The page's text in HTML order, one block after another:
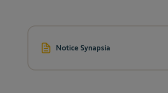
Notice Synapsia